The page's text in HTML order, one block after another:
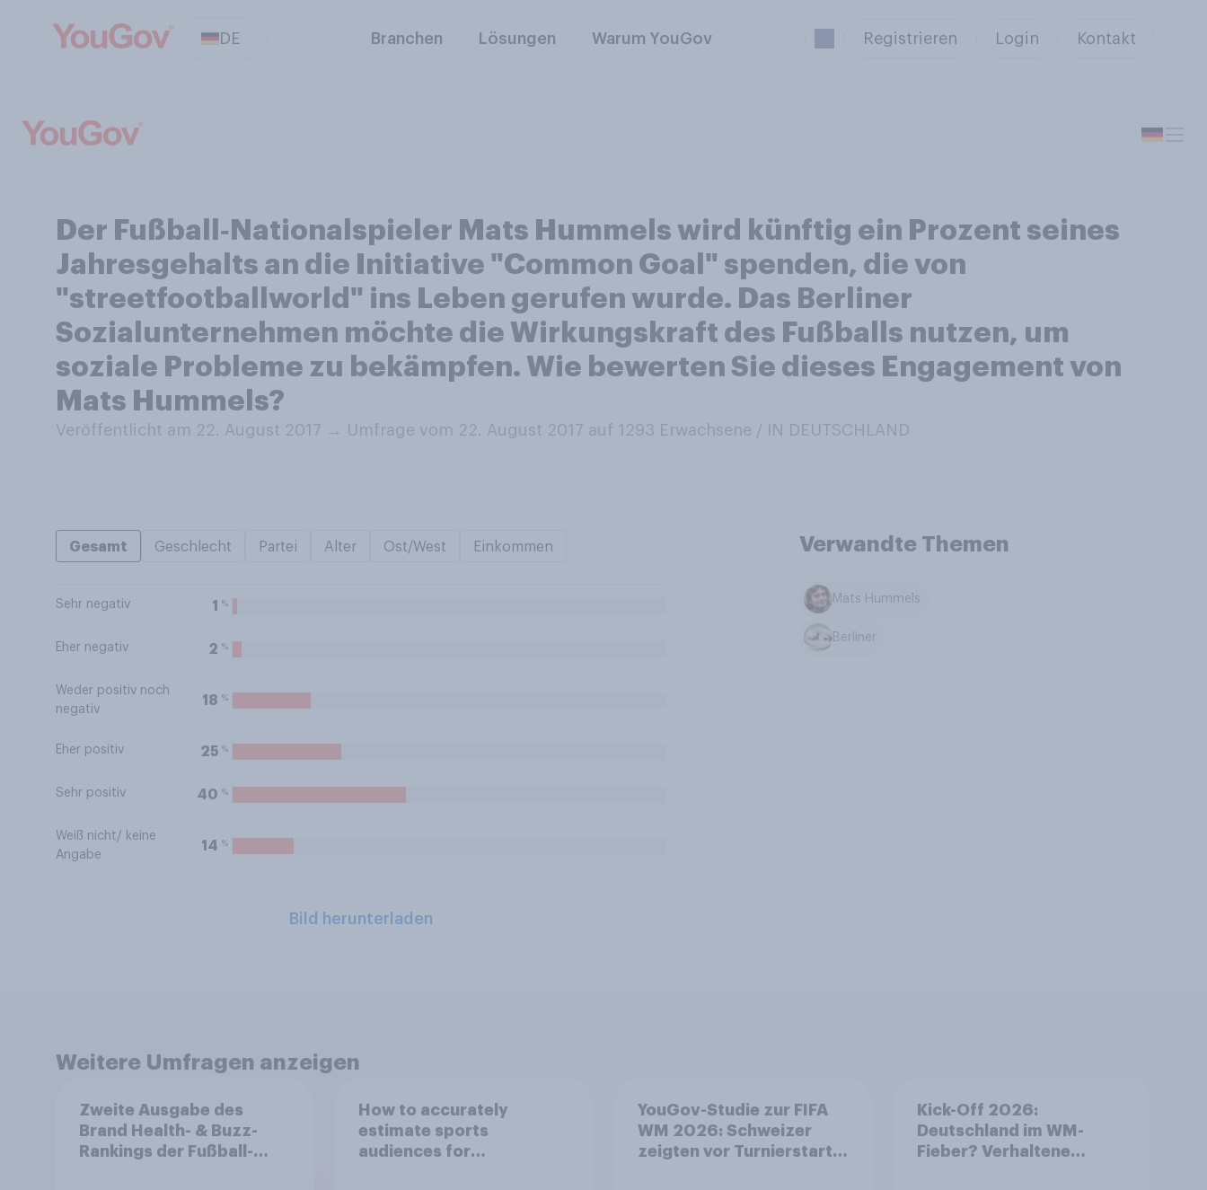
DE Branchen Lösungen Warum YouGov Registrieren Login Kontakt
Der Fußball‑Nationalspieler Mats Hummels wird künftig ein Prozent seines
Jahresgehalts an die Initiative "Common Goal" spenden, die von
"streetfootballworld" ins Leben gerufen wurde. Das Berliner
Sozialunternehmen möchte die Wirkungskraft des Fußballs nutzen, um
soziale Probleme zu bekämpfen. Wie bewerten Sie dieses Engagement von
Mats Hummels?
Veröffentlicht am 22. August 2017 → Umfrage vom 22. August 2017 auf 1293 Erwachsene / IN DEUTSCHLAND
Gesamt Geschlecht Partei Alter Ost/West Einkommen
Sehr negativ 1 %
Eher negativ 2 %
Weder positiv noch
negativ
18 %
Eher positiv 25 %
Sehr positiv 40 %
Weiß nicht/ keine
Angabe
14 %
Bild herunterladen
Verwandte Themen
Mats Hummels
Berliner
Weitere Umfragen anzeigen
Zweite Ausgabe des
Brand Health- & Buzz-
Rankings der Fußball-
How to accurately
estimate sports
audiences for
YouGov-Studie zur FIFA
WM 2026: Schweizer
zeigten vor Turnierstart
Kick-Off 2026:
Deutschland im WM-
Fieber? Verhaltene